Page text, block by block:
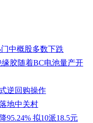
中概股多数下跌
胶随着BC电池量产开
逆回购操作
地中关村
95.24% 拟10派18.5元